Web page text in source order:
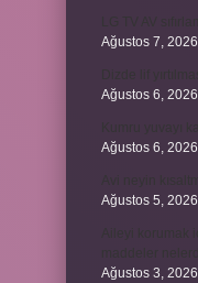
Ağustos 7, 2026
Ağustos 6, 2026
Ağustos 6, 2026
Ağustos 5, 2026
Ağustos 3, 2026